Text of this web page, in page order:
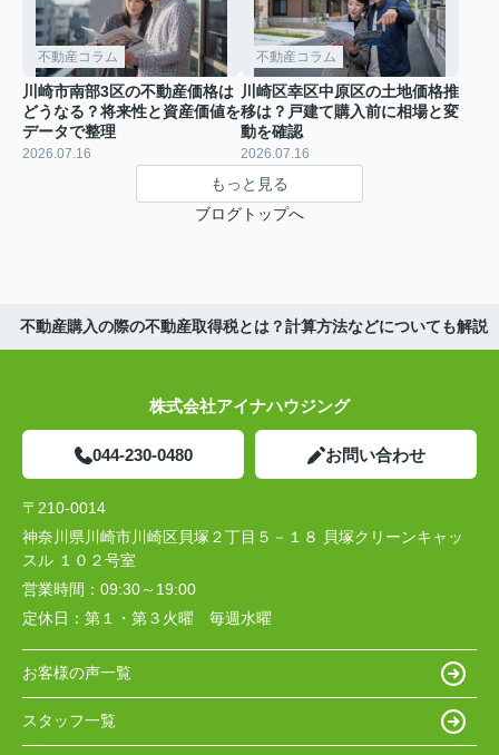
不動産コラム
川崎市南部3区の不動産価格は
どうなる？将来性と資産価値を
データで整理
2026.07.16
不動産コラム
川崎区幸区中原区の土地価格推
移は？戸建て購入前に相場と変
動を確認
2026.07.16
もっと見る
ブログトップへ
不動産購入の際の不動産取得税とは？計算方法などについても解説
株式会社アイナハウジング
044-230-0480 お問い合わせ
〒210-0014
神奈川県川崎市川崎区貝塚２丁目５－１８ 貝塚クリーンキャッ
スル １０２号室
営業時間： 09:30～19:00
定休日： 第１・第３火曜 毎週水曜
お客様の声一覧
スタッフ一覧